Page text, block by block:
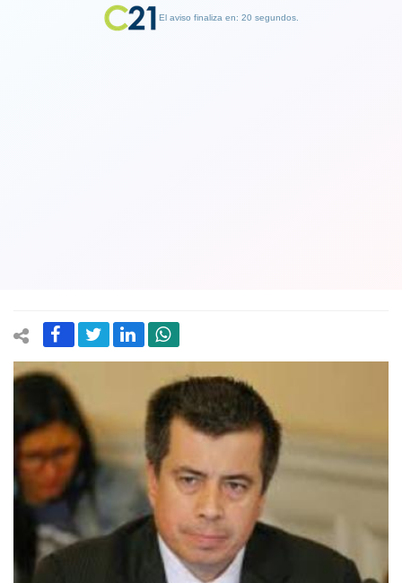
El aviso finaliza en: 19 segundos.